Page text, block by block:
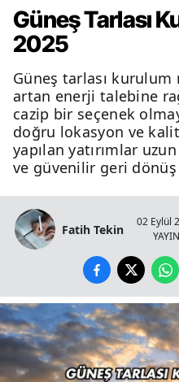
Güneş Tarlası
2025
Güneş tarlası kurulum
artan enerji talebine
cazip bir seçenek
doğru lokasyon ve
yapılan yatırımlar
ve güvenilir geri dönüş
Fatih Tekin
02 Eylül